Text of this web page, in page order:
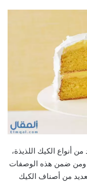
أنواع الكيك اللذيذة،
ومن ضمن هذه الوصفات
من أصناف الكيك